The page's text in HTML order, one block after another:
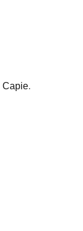
Capie.